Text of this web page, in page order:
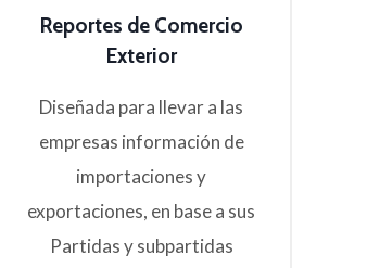
Reportes de Comercio
Exterior
Diseñada para llevar a las
empresas información de
importaciones y
exportaciones, en base a sus
Partidas y subpartidas